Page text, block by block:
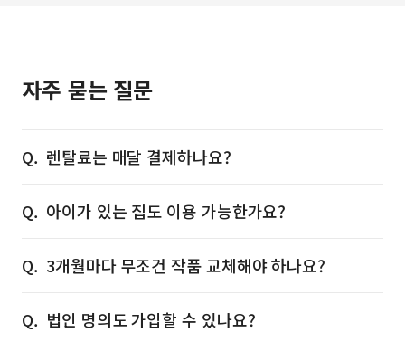
자주 묻는 질문
렌탈료는 매달 결제하나요?
아이가 있는 집도 이용 가능한가요?
3개월마다 무조건 작품 교체해야 하나요?
법인 명의도 가입할 수 있나요?